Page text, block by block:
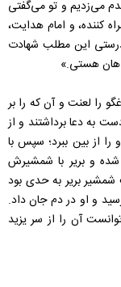
می‌زدیم و تو می‌گفتی
کننده، و امام هدایت،
این مطلب شهادت
هستی.‌»
را لعنت و آن که را بر
به دعا برداشتند و از
از بین ببرد؛ سپس با
شده و بریر با شمشیرش
بریر به حدی بود
و او در دم جان داد.
آن را از سر یزید